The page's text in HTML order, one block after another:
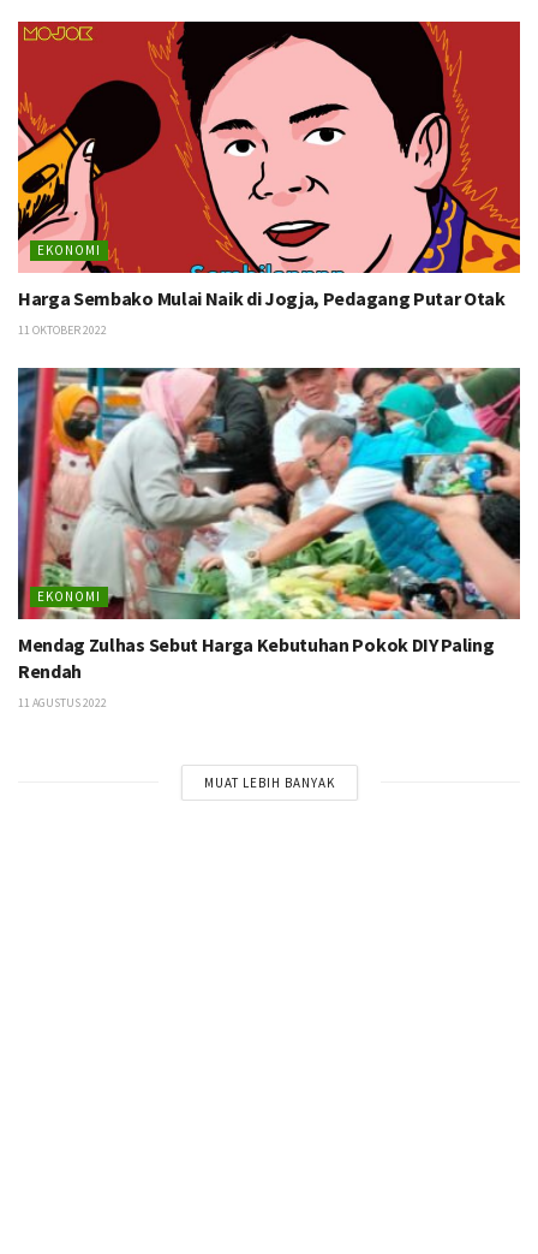
EKONOMI
Harga Sembako Mulai Naik di Jogja, Pedagang Putar Otak
11 OKTOBER 2022
EKONOMI
Mendag Zulhas Sebut Harga Kebutuhan Pokok DIY Paling
Rendah
11 AGUSTUS 2022
MUAT LEBIH BANYAK